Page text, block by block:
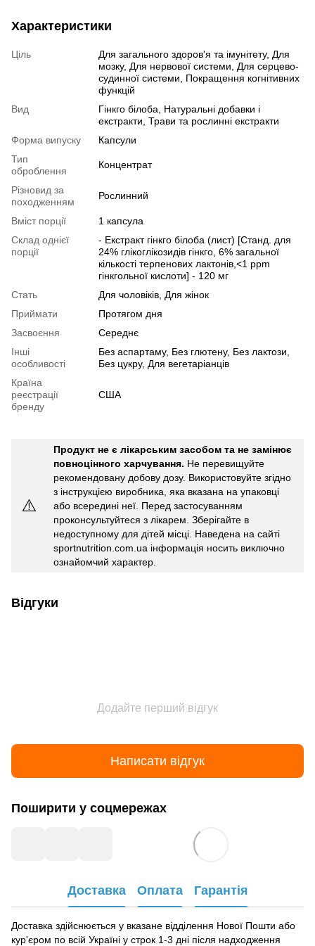
Характеристики
Ціль
Для загального здоров'я та імунітету, Для
мозку, Для нервової системи, Для серцево-
судинної системи, Покращення когнітивних
функцій
Вид
Гінкго білоба, Натуральні добавки і
екстракти, Трави та рослинні екстракти
Форма випуску
Капсули
Тип
оброблення
Концентрат
Різновид за
походженням
Рослинний
Вміст порції
1 капсула
Склад однієї
порції
- Екстракт гінкго білоба (лист) [Станд. для
24% глікоглікозидів гінкго, 6% загальної
кількості терпенових лактонів,<1 ppm
гінкгольної кислоти] - 120 мг
Стать
Для чоловіків, Для жінок
Приймати
Протягом дня
Засвоєння
Середнє
Інші
особливості
Без аспартаму, Без глютену, Без лактози,
Без цукру, Для вегетаріанців
Країна
реєстрації
бренду
США
⚠️
Продукт не є лікарським засобом та не замінює
повноцінного харчування. Не перевищуйте
рекомендовану добову дозу. Використовуйте згідно
з інструкцією виробника, яка вказана на упаковці
або всередині неї. Перед застосуванням
проконсультуйтеся з лікарем. Зберігайте в
недоступному для дітей місці. Наведена на сайті
sportnutrition.com.ua інформація носить виключно
ознайомчий характер.
Відгуки
Додайте перший відгук
Написати відгук
Поширити у соцмережах
Доставка Оплата Гарантія
Доставка здійснюється у вказане відділення Нової Пошти або
кур'єром по всій Україні у строк 1-3 дні після надходження